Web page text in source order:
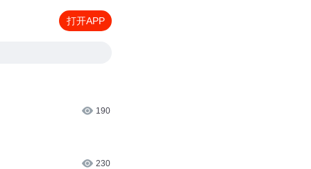
打开APP
190
230